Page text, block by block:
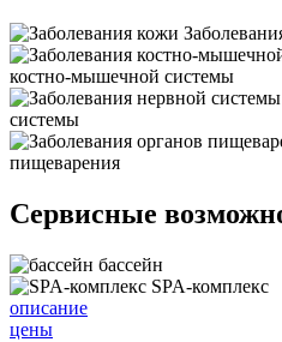
костно-мышечной системы
системы
пищеварения
Сервисные
бассейн
SPA-комплекс
описание
цены